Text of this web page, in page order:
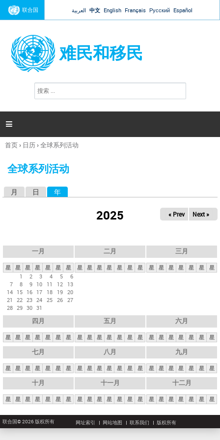
Jump to navigation
联合国 العربية 中文 English Français Русский Español
难民和移民
搜
索

你
这
首页› 日历›全球系列活动
全球系列活动
月 日 年
2025 « Prev Next »
一月
星 星 星 星 星 星
星
1
2 3 4 5
6
7
8 9 10 11 12
13
14 15 16 17 18 19 20
21
22 23 24 25 26 27
28 29 30 31
二月
星 星 星 星 星 星 星
三月
星 星 星 星 星 星 星
四月
星 星 星 星 星 星 星
五月
星 星 星 星 星 星 星
六月
星 星 星 星 星 星 星
七月
星 星 星 星 星 星 星
八月
星 星 星 星 星 星 星
九月
星 星 星 星 星 星 星
十月
星 星 星 星 星 星 星
十一月
星 星 星 星 星 星 星
十二月
星 星 星 星 星 星 星
联合国© 2026 版权所有 网址索引 网站地图 联系我们 版权所有